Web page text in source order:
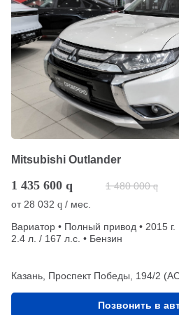
Mitsubishi Outlander
1 435 600 q 1 480 000 q
от 28 032 q / мес.
Вариатор • Полный привод • 2015
2.4 л. / 167 л.с. • Бензин
Казань, Проспект Победы, 194/2
Позвонить в